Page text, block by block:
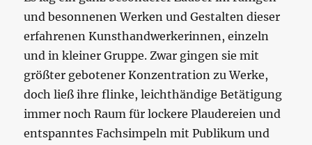
und besonnenen Werken und Gestalten dieser
erfahrenen Kunsthandwerkerinnen, einzeln
und in kleiner Gruppe. Zwar gingen sie mit
größter gebotener Konzentration zu Werke,
doch ließ ihre flinke, leichthändige Betätigung
immer noch Raum für lockere Plaudereien und
entspanntes Fachsimpeln mit Publikum und